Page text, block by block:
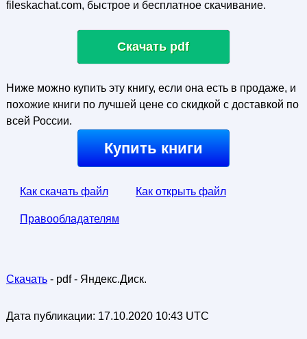
fileskachat.com, быстрое и бесплатное скачивание.
Скачать pdf
Ниже можно купить эту книгу, если она есть в продаже, и
похожие книги по лучшей цене со скидкой с доставкой по
всей России.
Купить книги
Как скачать файл Как открыть файл
Правообладателям
Скачать- pdf - Яндекс.Диск.
Дата публикации: 17.10.2020 10:43 UTC